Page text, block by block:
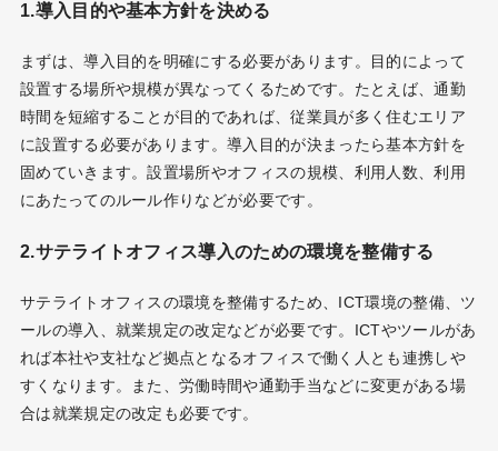
1.導入目的や基本方針を決める
まずは、導入目的を明確にする必要があります。目的によって
設置する場所や規模が異なってくるためです。たとえば、通勤
時間を短縮することが目的であれば、従業員が多く住むエリア
に設置する必要があります。導入目的が決まったら基本方針を
固めていきます。設置場所やオフィスの規模、利用人数、利用
にあたってのルール作りなどが必要です。
2.サテライトオフィス導入のための環境を整備する
サテライトオフィスの環境を整備するため、ICT環境の整備、ツ
ールの導入、就業規定の改定などが必要です。ICTやツールがあ
れば本社や支社など拠点となるオフィスで働く人とも連携しや
すくなります。また、労働時間や通勤手当などに変更がある場
合は就業規定の改定も必要です。